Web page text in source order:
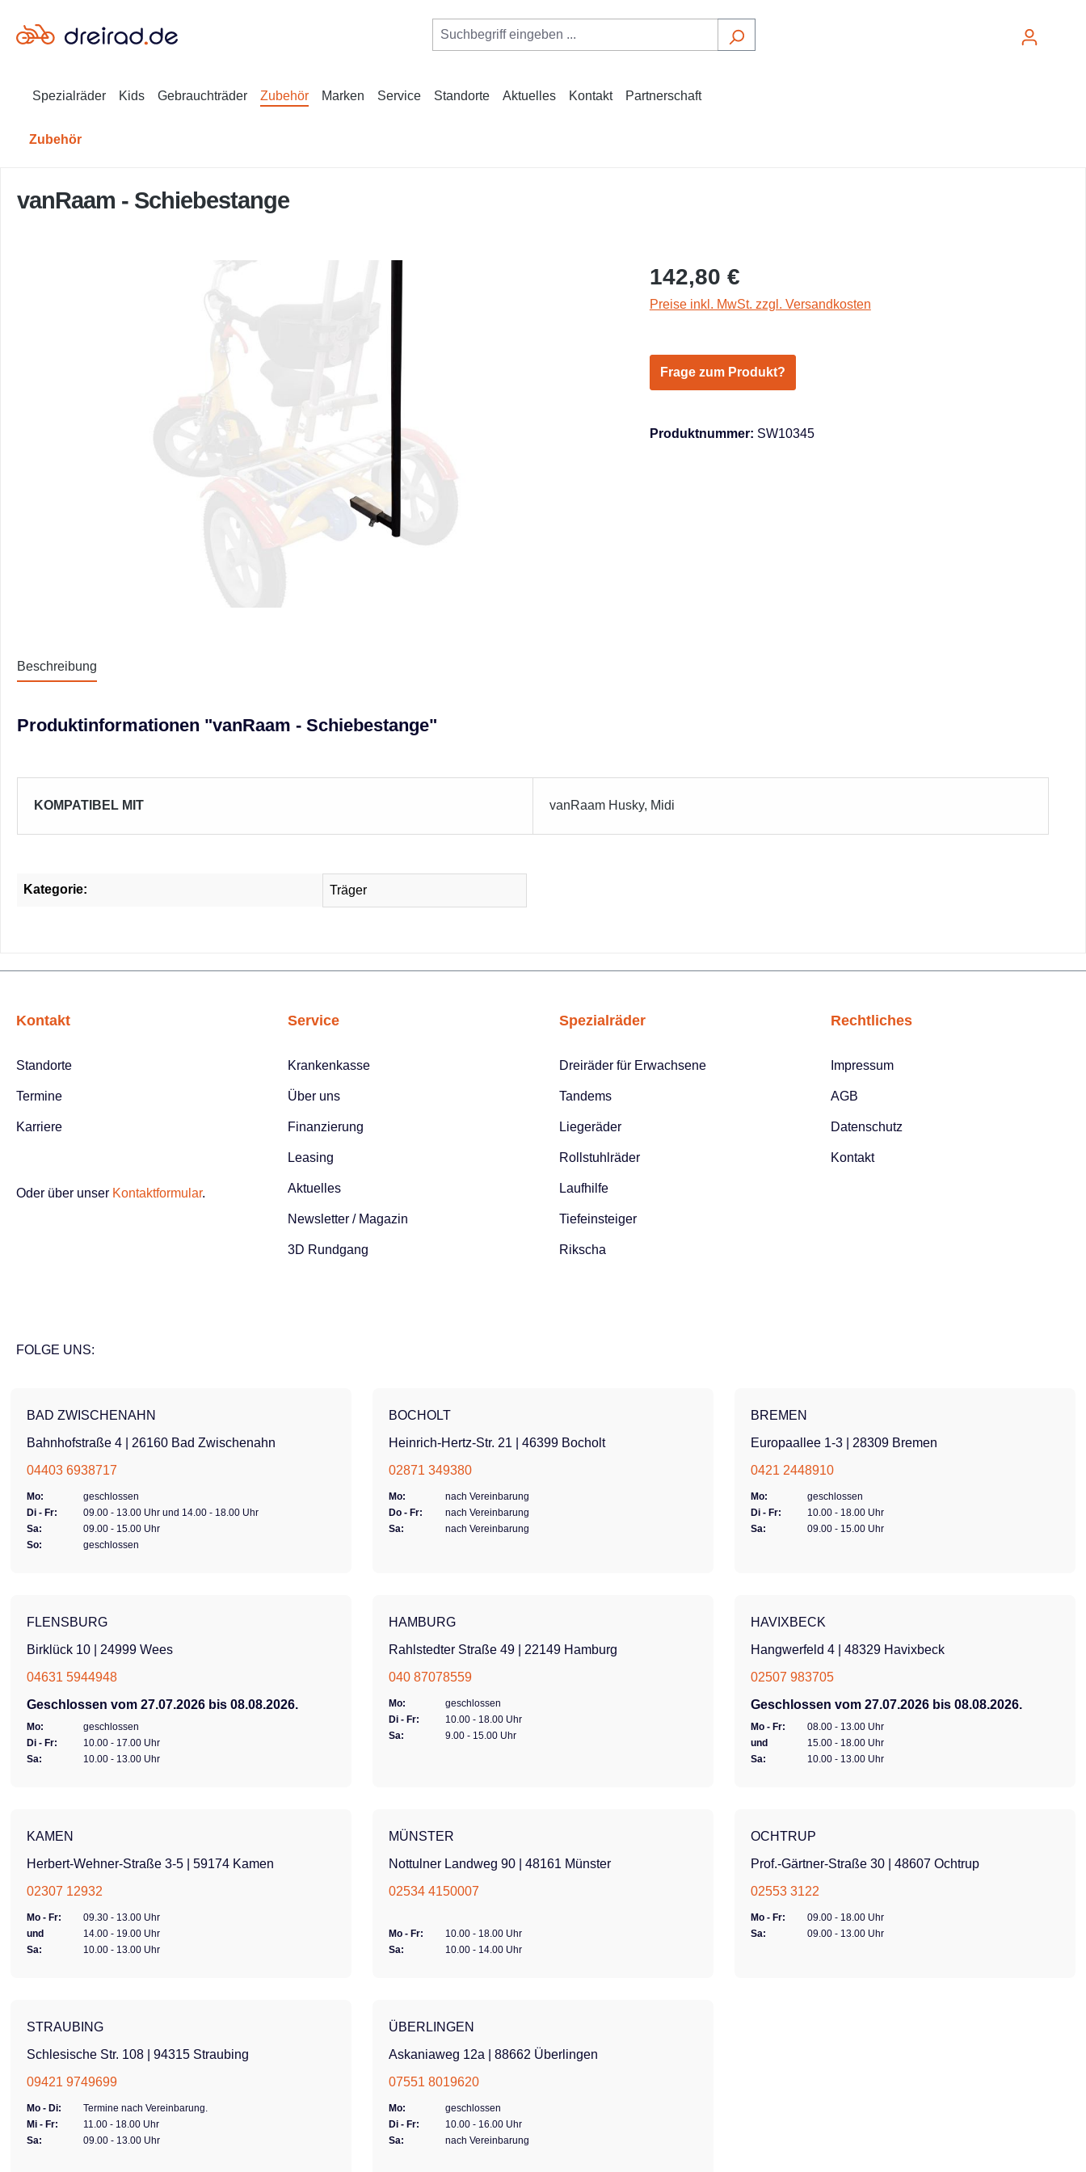
Spezialräder Kids Gebrauchträder Zubehör Marken Service Standorte Aktuelles Kontakt Partnerschaft
Zubehör
vanRaam - Schiebestange
142,80 €
Preise inkl. MwSt. zzgl. Versandkosten
Frage zum Produkt?
Produktnummer: SW10345
Beschreibung
Produktinformationen "vanRaam - Schiebestange"
KOMPATIBEL MIT vanRaam Husky, Midi
Kategorie: Träger
Kontakt
Standorte
Termine
Karriere
Oder über unser Kontaktformular.
Service
Krankenkasse
Über uns
Finanzierung
Leasing
Aktuelles
Newsletter / Magazin
3D Rundgang
Spezialräder
Dreiräder für Erwachsene
Tandems
Liegeräder
Rollstuhlräder
Laufhilfe
Tiefeinsteiger
Rikscha
Rechtliches
Impressum
AGB
Datenschutz
Kontakt
FOLGE UNS:
BAD ZWISCHENAHN
Bahnhofstraße 4 | 26160 Bad Zwischenahn
04403 6938717
Mo:
geschlossen
Di - Fr:
09.00 - 13.00 Uhr und 14.00 - 18.00 Uhr
Sa:
09.00 - 15.00 Uhr
So:
geschlossen
BOCHOLT
Heinrich-Hertz-Str. 21 | 46399 Bocholt
02871 349380
Mo:
nach Vereinbarung
Do - Fr:
nach Vereinbarung
Sa:
nach Vereinbarung
BREMEN
Europaallee 1-3 | 28309 Bremen
0421 2448910
Mo:
geschlossen
Di - Fr:
10.00 - 18.00 Uhr
Sa:
09.00 - 15.00 Uhr
FLENSBURG
Birklück 10 | 24999 Wees
04631 5944948
Geschlossen vom 27.07.2026 bis 08.08.2026.
Mo:
geschlossen
Di - Fr:
10.00 - 17.00 Uhr
Sa:
10.00 - 13.00 Uhr
HAMBURG
Rahlstedter Straße 49 | 22149 Hamburg
040 87078559
Mo:
geschlossen
Di - Fr:
10.00 - 18.00 Uhr
Sa:
9.00 - 15.00 Uhr
HAVIXBECK
Hangwerfeld 4 | 48329 Havixbeck
02507 983705
Geschlossen vom 27.07.2026 bis 08.08.2026.
Mo - Fr:
08.00 - 13.00 Uhr
und
15.00 - 18.00 Uhr
Sa:
10.00 - 13.00 Uhr
KAMEN
Herbert-Wehner-Straße 3-5 | 59174 Kamen
02307 12932
Mo - Fr:
09.30 - 13.00 Uhr
und
14.00 - 19.00 Uhr
Sa:
10.00 - 13.00 Uhr
MÜNSTER
Nottulner Landweg 90 | 48161 Münster
02534 4150007
Mo - Fr:
10.00 - 18.00 Uhr
Sa:
10.00 - 14.00 Uhr
OCHTRUP
Prof.-Gärtner-Straße 30 | 48607 Ochtrup
02553 3122
Mo - Fr:
09.00 - 18.00 Uhr
Sa:
09.00 - 13.00 Uhr
STRAUBING
Schlesische Str. 108 | 94315 Straubing
09421 9749699
Mo - Di:
Termine nach Vereinbarung.
Mi - Fr:
11.00 - 18.00 Uhr
Sa:
09.00 - 13.00 Uhr
ÜBERLINGEN
Askaniaweg 12a | 88662 Überlingen
07551 8019620
Mo:
geschlossen
Di - Fr:
10.00 - 16.00 Uhr
Sa:
nach Vereinbarung